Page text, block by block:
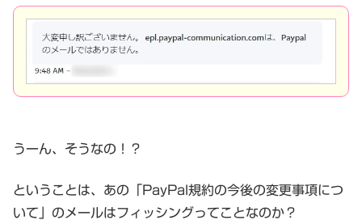
うーん、そうなの！？
ということは、あの「PayPal規約の今後の変更事項につ
いて」のメールはフィッシングってことなのか？